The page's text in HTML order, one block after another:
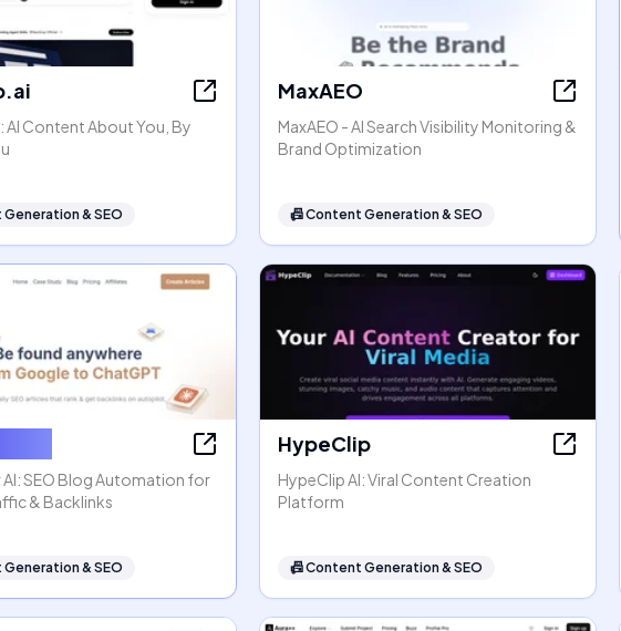
Content About You, By
& SEO
MaxAEO
MaxAEO - AI Search Visibility Monitoring &
Brand Optimization
📠Content Generation & SEO
SEO Blog Automation for
& Backlinks
& SEO
HypeClip
HypeClip AI: Viral Content Creation
Platform
📠Content Generation & SEO